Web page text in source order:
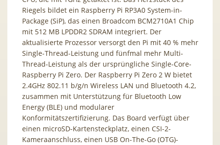
Riegels bildet ein Raspberry Pi RP3A0 System-in-
Package (SiP), das einen Broadcom BCM2710A1 Chip
mit 512 MB LPDDR2 SDRAM integriert. Der
aktualisierte Prozessor versorgt den Pi mit 40 % mehr
Single-Thread-Leistung und fünfmal mehr Multi-
Thread-Leistung als der ursprüngliche Single-Core-
Raspberry Pi Zero. Der Raspberry Pi Zero 2 W bietet
2.4GHz 802.11 b/g/n Wireless LAN und Bluetooth 4.2,
zusammen mit Unterstützung für Bluetooth Low
Energy (BLE) und modularer
Konformitätszertifizierung. Das Board verfügt über
einen microSD-Kartensteckplatz, einen CSI-2-
Kameraanschluss, einen USB On-The-Go (OTG)-